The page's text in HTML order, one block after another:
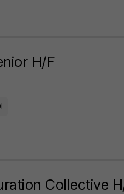
H/F
Collective